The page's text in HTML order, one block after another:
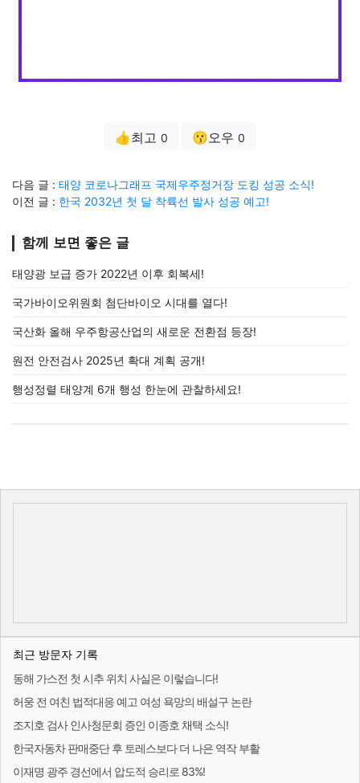
👍최고 0 😗오우 0
다음 글 : 태양 코로나그래프 국제우주정거장 도킹 성공 소식!
이전 글 : 한국 2032년 첫 달 착륙선 발사 성공 예고!
함께 보면 좋은 글
태양광 보급 증가 2022년 이후 회복세!
국가바이오위원회 첨단바이오 시대를 열다!
국산화 올해 우주항공산업의 새로운 전환점 등장!
원전 안전검사 2025년 확대 계획 공개!
행성정렬 태양계 6개 행성 한눈에 관찰하세요!
최근 방문자 기록
동해 가스전 첫 시추 위치 사실은 이렇습니다!
허웅 전 여친 법적대응 예고 여성 욕망의 배설구 논란
조지호 검사 인사청문회 증인 이종호 채택 소식!
한국자동차 판매중단 후 토레스보다 더 나은 역작 부활
이재명 광주 경선에서 압도적 승리로 83%!